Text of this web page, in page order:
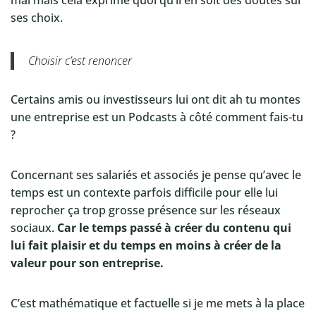
ses choix.
Choisir c’est renoncer
Certains amis ou investisseurs lui ont dit ah tu montes
une entreprise est un Podcasts à côté comment fais-tu
?
Concernant ses salariés et associés je pense qu’avec le
temps est un contexte parfois difficile pour elle lui
reprocher ça trop grosse présence sur les réseaux
sociaux. Car le temps passé à créer du contenu qui
lui fait plaisir et du temps en moins à créer de la
valeur pour son entreprise.
C’est mathématique et factuelle si je me mets à la place